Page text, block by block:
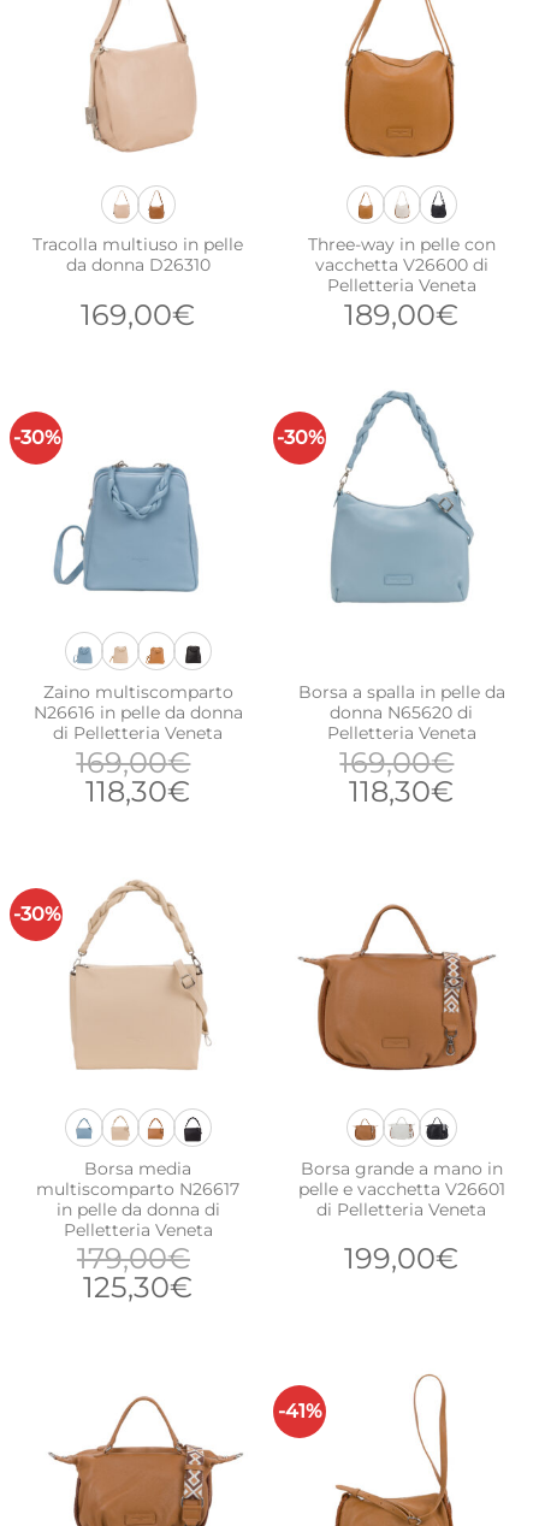
Tracolla multiuso in pelle
da donna D26310
169,00€
Three-way in pelle con
vacchetta V26600 di
Pelletteria Veneta
189,00€
-30%
Zaino multiscomparto
N26616 in pelle da donna
di Pelletteria Veneta
169,00€
Il
prezzo
era:
169,00€.
118,30€
-30%
Borsa a spalla in pelle da
donna N65620 di
Pelletteria Veneta
169,00€
Il
prezzo
169,00€.
118,30€
-30%
Borsa media
multiscomparto N26617
in pelle da donna di
Pelletteria Veneta
179,00€
Il
179,00€.
125,30€
125,30€.
Borsa grande a mano in
pelle e vacchetta V26601
di Pelletteria Veneta
199,00€
-41%